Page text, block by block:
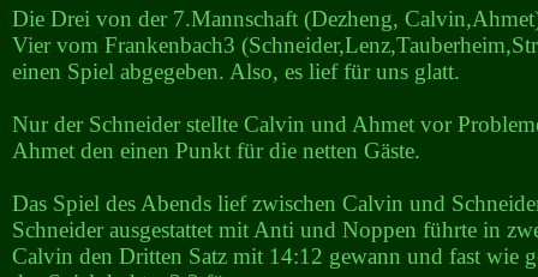
Die Drei von der 7.Mannschaft (Dezheng,
Vier vom Frankenbach3
einen Spiel abgegeben. Also, es lief für uns glatt.
Nur der Schneider stellte Calvin und Ahmet vor
Ahmet den einen Punkt für die netten Gäste.
Das Spiel des Abends lief zwischen Calvin und
Schneider ausgestattet mit Anti und Noppen führte in
Calvin den Dritten Satz mit 14:12 gewann und fast wie